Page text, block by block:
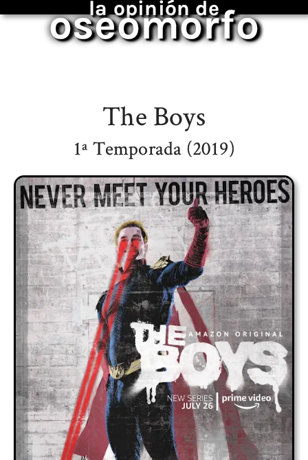
la opinión de
oseomorfo
The Boys
1ª Temporada (2019)